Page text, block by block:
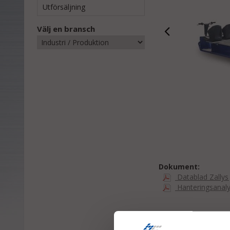
Utförsäljning
Välj en bransch
Dokument:
Datablad
Liknande